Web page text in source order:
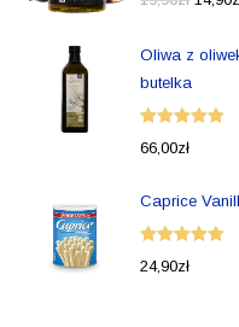
Oliwa z
butelka
Oceniono
66,00zł
Caprice
Oceniono
24,90zł